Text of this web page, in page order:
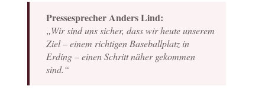
Pressesprecher Anders Lind:
„Wir sind uns sicher, dass wir heute unserem
Ziel – einem richtigen Baseballplatz in
Erding – einen Schritt näher gekommen
sind.“